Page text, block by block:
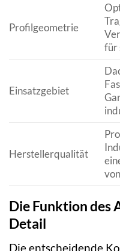
Profilgeometrie
für
Einsatzgebiet
Herstellerqualität
Die Funktion des
Detail
Die entscheidende